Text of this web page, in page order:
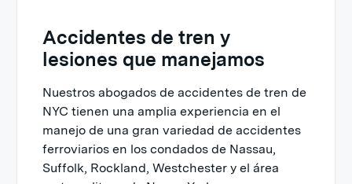
Accidentes de tren y
lesiones que manejamos
Nuestros abogados de accidentes de tren de
NYC tienen una amplia experiencia en el
manejo de una gran variedad de accidentes
ferroviarios en los condados de Nassau,
Suffolk, Rockland, Westchester y el área